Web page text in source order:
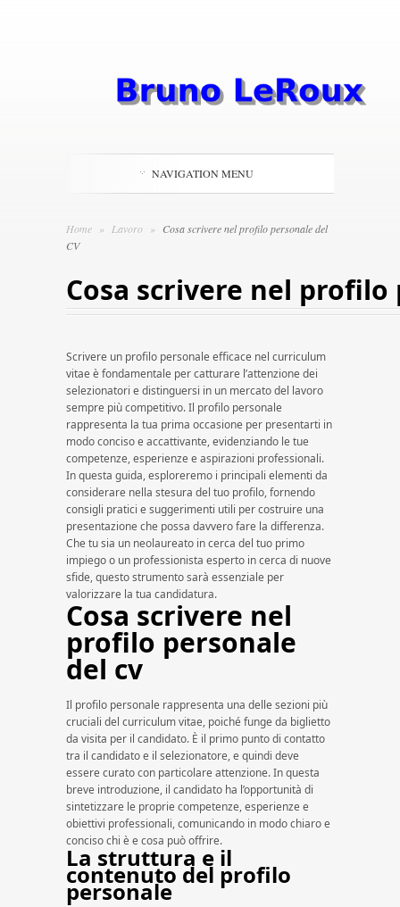
NAVIGATION MENU
Home » Lavoro » Cosa scrivere nel profilo personale del
CV
Cosa scrivere nel profilo
Scrivere un profilo personale efficace nel curriculum
vitae è fondamentale per catturare l’attenzione dei
selezionatori e distinguersi in un mercato del lavoro
sempre più competitivo. Il profilo personale
rappresenta la tua prima occasione per presentarti in
modo conciso e accattivante, evidenziando le tue
competenze, esperienze e aspirazioni professionali.
In questa guida, esploreremo i principali elementi da
considerare nella stesura del tuo profilo, fornendo
consigli pratici e suggerimenti utili per costruire una
presentazione che possa davvero fare la differenza.
Che tu sia un neolaureato in cerca del tuo primo
impiego o un professionista esperto in cerca di nuove
sfide, questo strumento sarà essenziale per
valorizzare la tua candidatura.
Cosa scrivere nel
profilo personale
del cv
Il profilo personale rappresenta una delle sezioni più
cruciali del curriculum vitae, poiché funge da biglietto
da visita per il candidato. È il primo punto di contatto
tra il candidato e il selezionatore, e quindi deve
essere curato con particolare attenzione. In questa
breve introduzione, il candidato ha l’opportunità di
sintetizzare le proprie competenze, esperienze e
obiettivi professionali, comunicando in modo chiaro e
conciso chi è e cosa può offrire.
La struttura e il
contenuto del profilo
personale